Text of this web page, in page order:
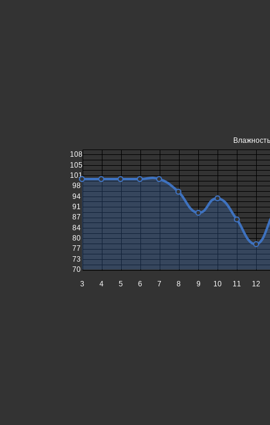
12
11
10
9
8
7
6
5
4
3
108
105
101
98
94
91
87
84
80
77
73
70